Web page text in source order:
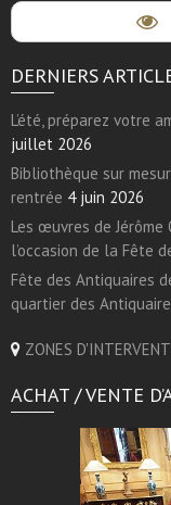
DERNIERS
L’été, préparez votre
juillet 2026
Bibliothèque sur
rentrée 4 juin 2026
Les œuvres de
l’occasion de la Fête
Fête des Antiquaires
quartier des
ZONES
ACHAT / VENTE